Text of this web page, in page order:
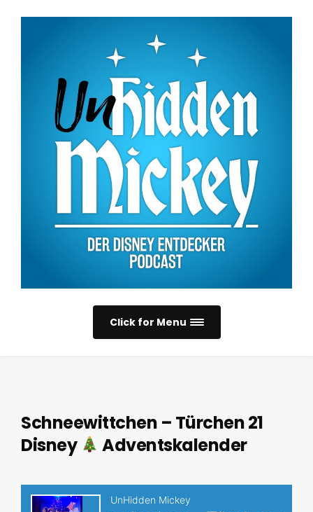
Click for Menu
Schneewittchen – Türchen 21
Disney
Adventskalender